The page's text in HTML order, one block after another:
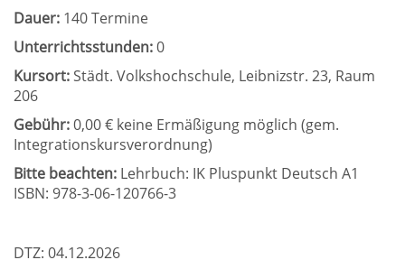
Dauer: 140 Termine
Unterrichtsstunden:0
Kursort:Städt. Volkshochschule, Leibnizstr. 23, Raum
206
Gebühr:0,00 € keine Ermäßigung möglich (gem.
Integrationskursverordnung)
Bitte beachten: Lehrbuch: IK Pluspunkt Deutsch A1
ISBN: 978-3-06-120766-3
DTZ: 04.12.2026